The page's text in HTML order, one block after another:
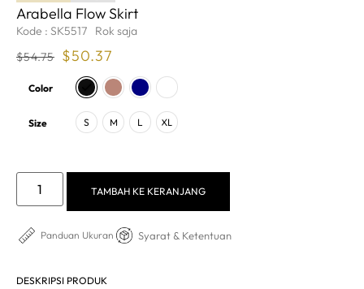
Arabella Flow Skirt
Kode : SK5517
Rok saja
$54.75 $50.37
Color
Size S M L XL
TAMBAH KE KERANJANG
Panduan Ukuran Syarat & Ketentuan
DESKRIPSI PRODUK